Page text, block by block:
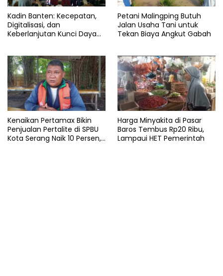
Toyota
Kadin Banten: Kecepatan,
Digitalisasi, dan
Keberlanjutan Kunci Daya
Petani Malingping Butuh
Jalan Usaha Tani untuk
Tekan Biaya Angkut Gabah
Kenaikan Pertamax Bikin
Penjualan Pertalite di SPBU
Kota Serang Naik 10 Persen,
Harga Minyakita di Pasar
Baros Tembus Rp20 Ribu,
Lampaui HET Pemerintah